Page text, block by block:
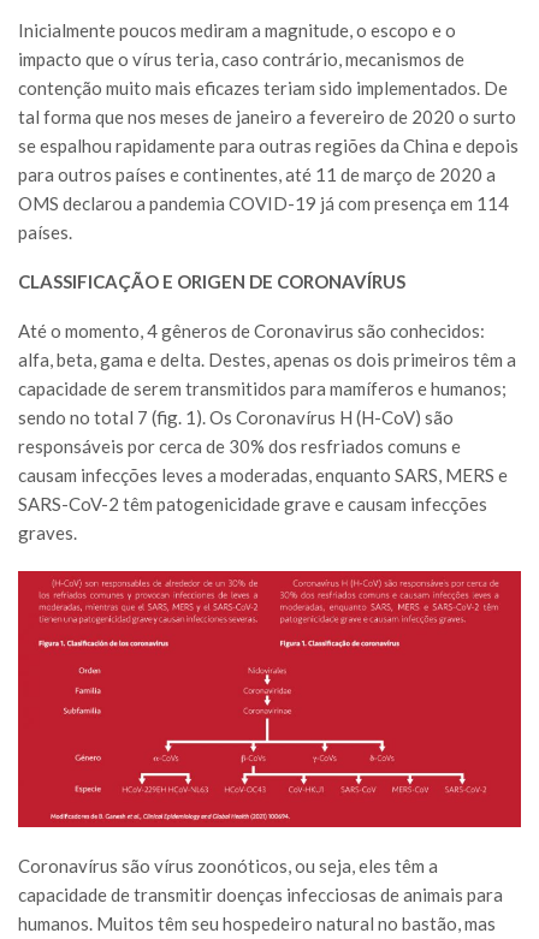
Inicialmente poucos mediram a magnitude, o escopo e o
impacto que o vírus teria, caso contrário, mecanismos de
contenção muito mais eficazes teriam sido implementados. De
tal forma que nos meses de janeiro a fevereiro de 2020 o surto
se espalhou rapidamente para outras regiões da China e depois
para outros países e continentes, até 11 de março de 2020 a
OMS declarou a pandemia COVID-19 já com presença em 114
países.
CLASSIFICAÇÃO E ORIGEN DE CORONAVÍRUS
Até o momento, 4 gêneros de Coronavirus são conhecidos:
alfa, beta, gama e delta. Destes, apenas os dois primeiros têm a
capacidade de serem transmitidos para mamíferos e humanos;
sendo no total 7 (fig. 1). Os Coronavírus H (H-CoV) são
responsáveis por cerca de 30% dos resfriados comuns e
causam infecções leves a moderadas, enquanto SARS, MERS e
SARS-CoV-2 têm patogenicidade grave e causam infecções
graves.
Coronavírus são vírus zoonóticos, ou seja, eles têm a
capacidade de transmitir doenças infecciosas de animais para
humanos. Muitos têm seu hospedeiro natural no bastão, mas